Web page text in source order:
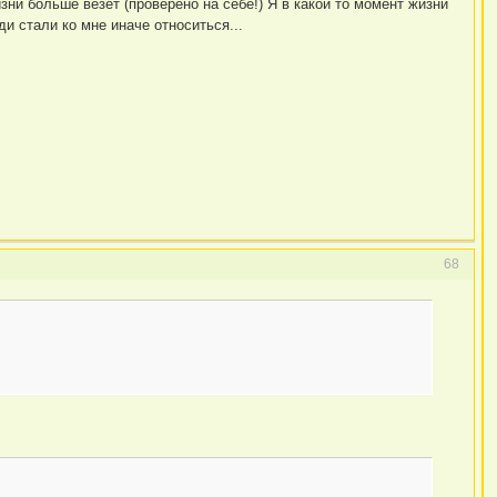
больше везет (проверено на себе!) Я в какой то момент жизни
стали ко мне иначе относиться...
68